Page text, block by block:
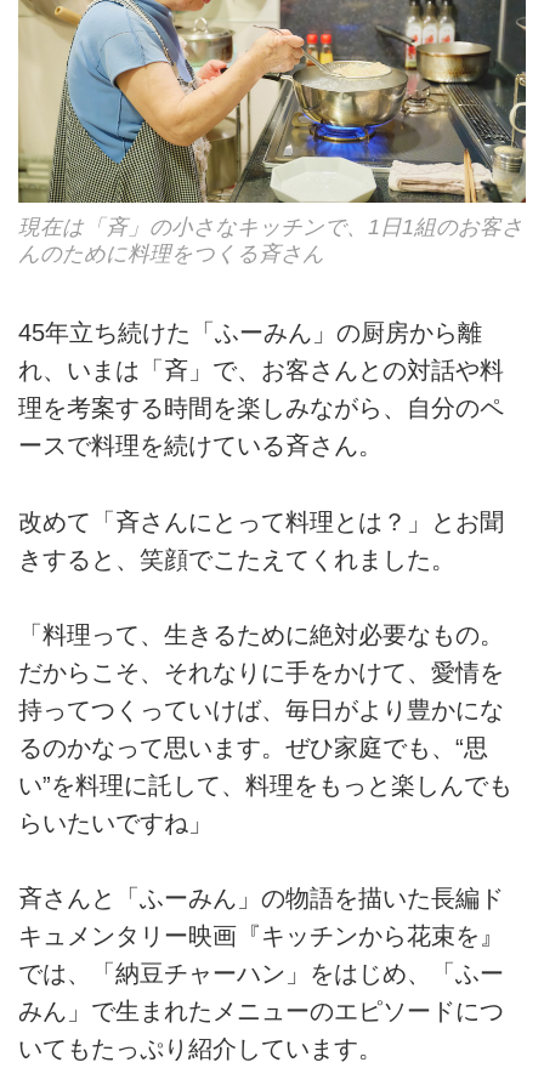
現在は「斉」の小さなキッチンで、1日1組のお客さ
んのために料理をつくる斉さん
45年立ち続けた「ふーみん」の厨房から離
れ、いまは「斉」で、お客さんとの対話や料
理を考案する時間を楽しみながら、自分のペ
ースで料理を続けている斉さん。
改めて「斉さんにとって料理とは？」とお聞
きすると、笑顔でこたえてくれました。
「料理って、生きるために絶対必要なもの。
だからこそ、それなりに手をかけて、愛情を
持ってつくっていけば、毎日がより豊かにな
るのかなって思います。ぜひ家庭でも、“思
い”を料理に託して、料理をもっと楽しんでも
らいたいですね」
斉さんと「ふーみん」の物語を描いた長編ド
キュメンタリー映画『キッチンから花束を』
では、「納豆チャーハン」をはじめ、「ふー
みん」で生まれたメニューのエピソードにつ
いてもたっぷり紹介しています。